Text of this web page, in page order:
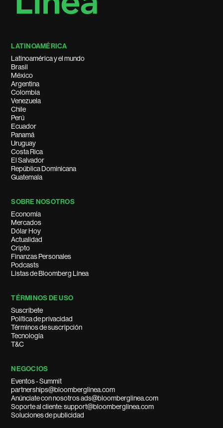
LATINOAMÉRICA
Latinoamérica y el mundo
Brasil
México
Argentina
Colombia
Venezuela
Chile
Perú
Ecuador
Panamá
Uruguay
Costa Rica
El Salvador
República Dominicana
Guatemala
SOBRE NOSOTROS
Economía
Mercados
Dólar Hoy
Actualidad
Cripto
Finanzas Personales
Podcasts
Listas de Bloomberg Línea
TÉRMINOS DE USO
Suscríbete
Política de privacidad
Términos de suscripción
Tecnología
T&C
NEGOCIOS
Eventos - Summit
partnerships@bloomberglinea.com
Anúnciate con nosotros ads@bloomberglinea.com
Soporte al cliente: support@bloomberglinea.com
Soluciones de publicidad